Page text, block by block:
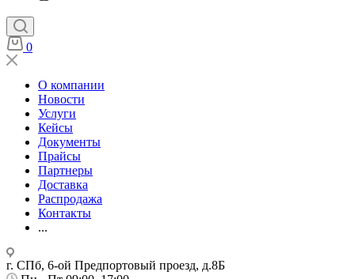
0
О компании
Новости
Услуги
Кейсы
Документы
Прайсы
Партнеры
Доставка
Распродажа
Контакты
...
г. СПб, 6-ой Предпортовый проезд, д.8Б